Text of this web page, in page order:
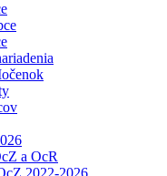
a OcR
2022-2026